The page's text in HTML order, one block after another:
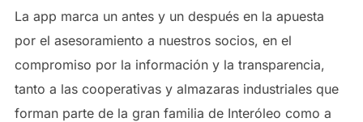
La app marca un antes y un después en la apuesta
por el asesoramiento a nuestros socios, en el
compromiso por la información y la transparencia,
tanto a las cooperativas y almazaras industriales que
forman parte de la gran familia de Interóleo como a